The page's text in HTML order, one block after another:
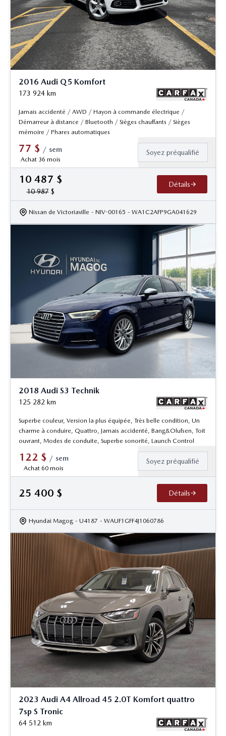
2016 Audi Q5 Komfort
173 924 km
Jamais accidenté / AWD / Hayon à commande électrique /
Démarreur à distance / Bluetooth / Sièges chauffants / Sièges
mémoire / Phares automatiques
77 $ / sem
Achat 36 mois
Soyez préqualifié
10 487 $
10 987$
Détails
Nissan de Victoriaville - NIV-00165 - WA1C2AFP9GA041629
2018 Audi S3 Technik
125 282 km
Superbe couleur, Version la plus équipée, Très belle condition, Un
charme à conduire, Quattro, Jamais accidenté, Bang&Olufsen, Toit
ouvrant, Modes de conduite, Superbe sonorité, Launch Control
122 $ / sem
Achat 60 mois
Soyez préqualifié
25 400 $ Détails
Hyundai Magog - U4187 - WAUF1GFF4J1060786
2023 Audi A4 Allroad 45 2.0T Komfort quattro
7sp S Tronic
64 512 km